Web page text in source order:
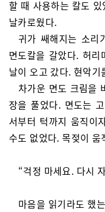
할 때 사용하는 칼도
날카로웠다.
귀가 쌔해지는 소리
면도칼을 갈았다. 허
날이 오고 갔다. 현악
차가운 면도 크림을
장을 풀었다. 면도는
서부터 턱까지 움직이
수도 없었다. 목젖이
“걱정 마세요. 다시
마음을 읽기라도 했